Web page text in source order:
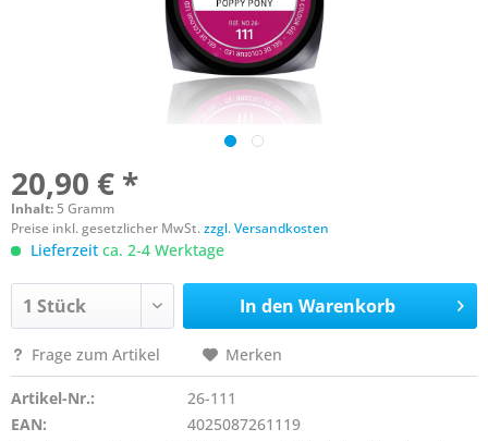
20,90 € *
Inhalt: 5 Gramm
Preise inkl. gesetzlicher MwSt.zzgl. Versandkosten
Lieferzeit ca. 2-4 Werktage
In den Warenkorb
Frage zum Artikel Merken
Artikel-Nr.:
26-111
EAN:
4025087261119